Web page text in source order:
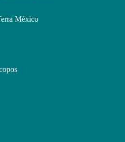
México